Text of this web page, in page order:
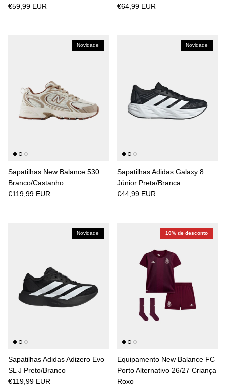
€59,99 EUR
€64,99 EUR
Novidade
Sapatilhas New Balance 530
Branco/Castanho
€119,99 EUR
Novidade
Sapatilhas Adidas Galaxy 8
Júnior Preta/Branca
€44,99 EUR
Novidade
Sapatilhas Adidas Adizero Evo
SL J Preto/Branco
€119,99 EUR
10% de desconto
Equipamento New Balance FC
Porto Alternativo 26/27 Criança
Roxo